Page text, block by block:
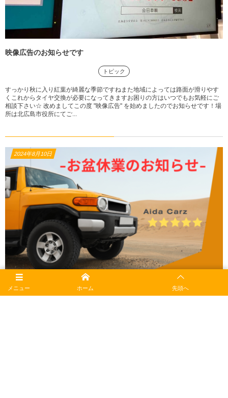
映像広告のお知らせです
トピック
すっかり秋に入り紅葉が綺麗な季節ですねまた地域によっては路面が滑りやす
くこれからタイヤ交換が必要になってきますお困りの方はいつでもお気軽にご
相談下さい☆ 改めましてこの度 "映像広告" を始めましたのでお知らせです！場
所は北広島市役所にてご...
2024年8月10日
お盆休業のお知らせ
メニュー ホーム 先頭へ